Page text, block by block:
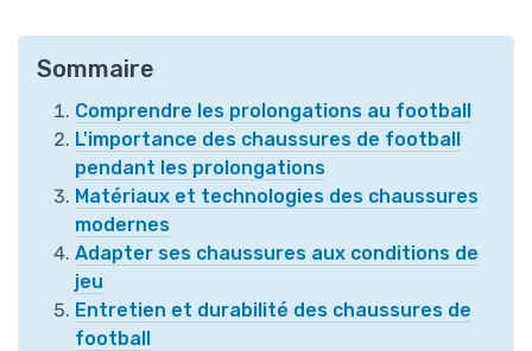
Sommaire
Comprendre les prolongations au football
L'importance des chaussures de football
pendant les prolongations
Matériaux et technologies des chaussures
modernes
Adapter ses chaussures aux conditions de
jeu
Entretien et durabilité des chaussures de
football